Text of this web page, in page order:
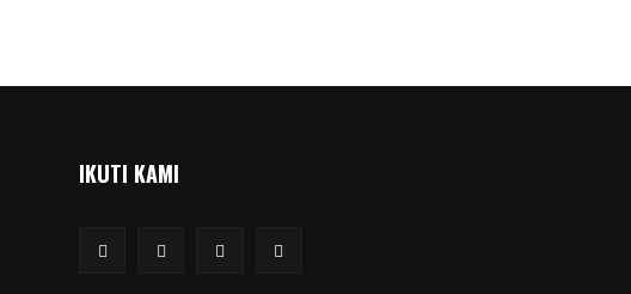
IKUTI KAMI